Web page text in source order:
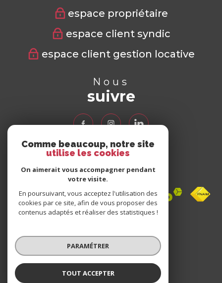
espace propriétaire
espace client syndic
espace client gestion locative
Nous
suivre
Nous
adhérons
clients
0 avis
Comme beaucoup, notre site
utilise les cookies
On aimerait vous accompagner pendant
votre visite.
En poursuivant, vous acceptez l'utilisation des
cookies par ce site, afin de vous proposer des
contenus adaptés et réaliser des statistiques !
PARAMÉTRER
TOUT ACCEPTER